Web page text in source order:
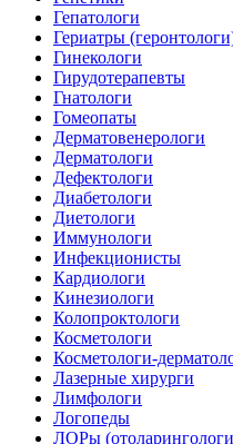
Гепатологи
Гериатры
Гинекологи
Гирудотерапевты
Гнатологи
Гомеопаты
Дерматовенерологи
Дерматологи
Дефектологи
Диабетологи
Диетологи
Иммунологи
Инфекционисты
Кардиологи
Кинезиологи
Колопроктологи
Косметологи
Косметологи-
Лазерные хирурги
Лимфологи
Логопеды
ЛОРы